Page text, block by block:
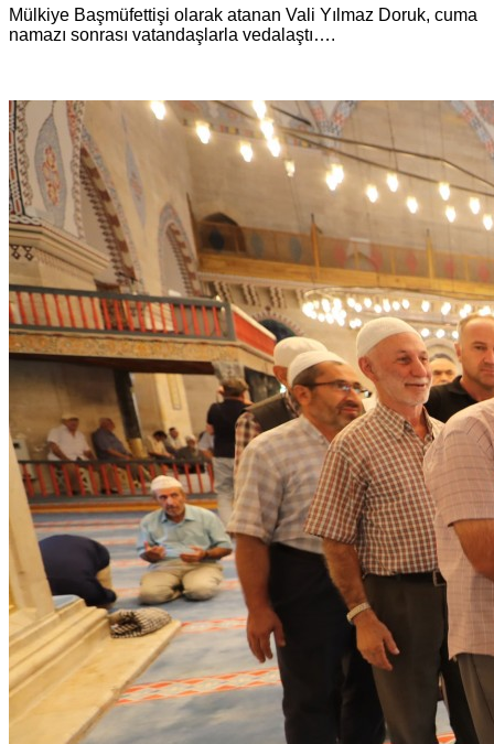
Mülkiye Başmüfettişi olarak atanan Vali Yılmaz Doruk, cuma
namazı sonrası vatandaşlarla vedalaştı….